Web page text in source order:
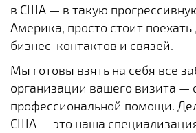
в США — в такую
Америка, просто стоит
бизнес-контактов и связей.
Мы готовы взять на себя все
организации вашего визита —
профессиональной помощи.
США — это наша